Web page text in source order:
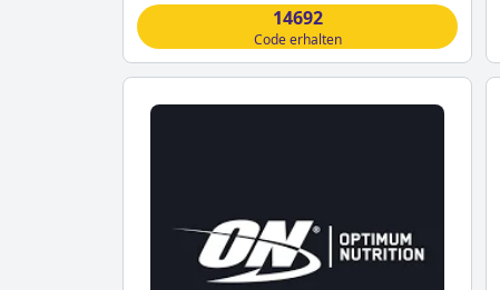
14692
Code erhalten